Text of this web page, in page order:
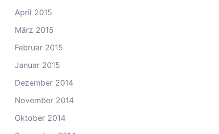
April 2015
März 2015
Februar 2015
Januar 2015
Dezember 2014
November 2014
Oktober 2014